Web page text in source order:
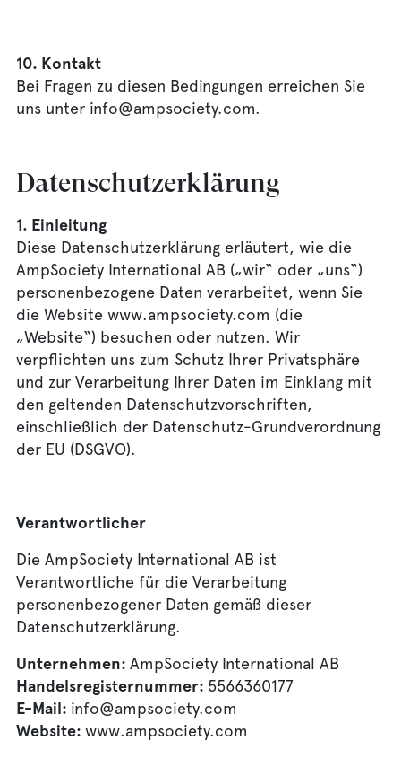
10. Kontakt
Bei Fragen zu diesen Bedingungen erreichen Sie
uns unter info@ampsociety.com.
Datenschutzerklärung
1. Einleitung
Diese Datenschutzerklärung erläutert, wie die
AmpSociety International AB („wir“ oder „uns“)
personenbezogene Daten verarbeitet, wenn Sie
die Website www.ampsociety.com (die
„Website“) besuchen oder nutzen. Wir
verpflichten uns zum Schutz Ihrer Privatsphäre
und zur Verarbeitung Ihrer Daten im Einklang mit
den geltenden Datenschutzvorschriften,
einschließlich der Datenschutz-Grundverordnung
der EU (DSGVO).
Verantwortlicher
Die AmpSociety International AB ist
Verantwortliche für die Verarbeitung
personenbezogener Daten gemäß dieser
Datenschutzerklärung.
Unternehmen: AmpSociety International AB
Handelsregisternummer: 5566360177
E-Mail: info@ampsociety.com
Website: www.ampsociety.com